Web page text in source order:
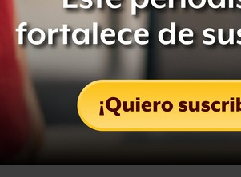
un plato con natilla frente a nosotros.
a hacer una piñata? ¿Y el papel
existe es por algo. El dulce desenlace
de fácil. El postre es un pequeño
engrudo, pues valiente lujo.
(no existe, pero debería): una nata de
como engrudo.